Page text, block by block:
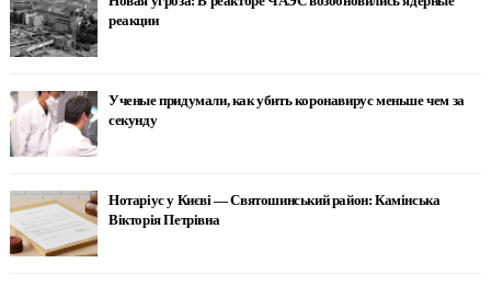
реакции
Ученые придумали, как убить коронавирус меньше чем за
секунду
Нотаріус у Києві — Святошинський район: Камінська
Вікторія Петрівна